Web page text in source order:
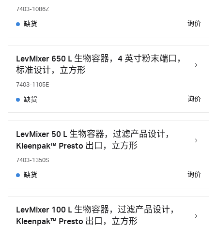
7403-1086Z
缺货 询价
LevMixer 650 L 生物容器，4 英寸粉末端口，
标准设计，立方形
7403-1105E
缺货 询价
LevMixer 50 L 生物容器，过滤产品设计，
Kleenpak™ Presto 出口，立方形
7403-1350S
缺货 询价
LevMixer 100 L 生物容器，过滤产品设计，
Kleenpak™ Presto 出口，立方形